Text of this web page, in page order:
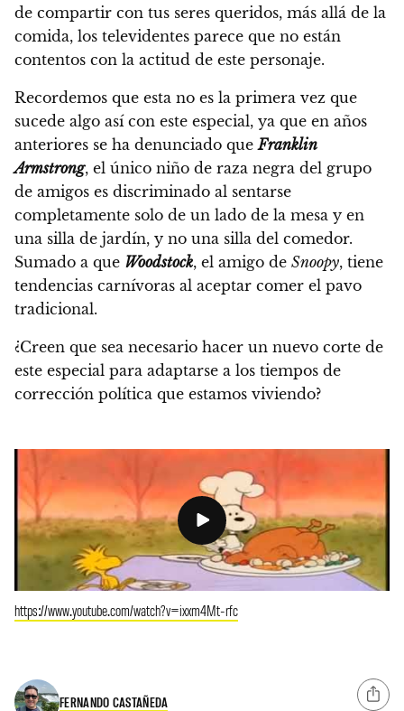
de compartir con tus seres queridos, más allá de la
comida, los televidentes parece que no están
contentos con la actitud de este personaje.
Recordemos que esta no es la primera vez que
sucede algo así con este especial, ya que en años
anteriores se ha denunciado queFranklin
Armstrong, el único niño de raza negra del grupo
de amigos es discriminado al sentarse
completamente solo de un lado de la mesa y en
una silla de jardín, y no una silla del comedor.
Sumado a que Woodstock, el amigo de Snoopy, tiene
tendencias carnívoras al aceptar comer el pavo
tradicional.
¿Creen que sea necesario hacer un nuevo corte de
este especial para adaptarse a los tiempos de
corrección política que estamos viviendo?
https://www.youtube.com/watch?v=ixxm4Mt-rfc
FERNANDO CASTAÑEDA